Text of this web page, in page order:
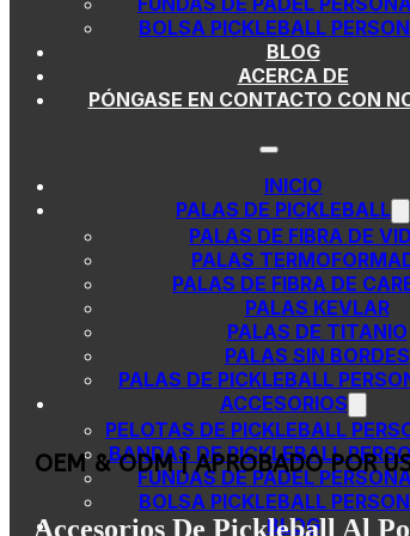
Saltar al contenido principal Saltar al pie de página
BOLSA PICKLEBALL
BLOG
ACERCA DE
PÓNGASE EN CONTACTO CON
INICIO
PALAS DE PICKLEBALL
PALAS DE FIBRA DE
PALAS
PALAS DE FIBRA DE
PALAS KEVLAR
PALAS DE TITANIO
PALAS SIN BORDES
PALAS DE PICKLEBALL
ACCESORIOS
PELOTAS DE PICKLEBALL
BANDAS DE PICKLEBALL
FUNDAS DE PÁDEL
BOLSA PICKLEBALL
BLOG
OEM & ODM | APROBADO POR
Accesorios De Pickleball Al